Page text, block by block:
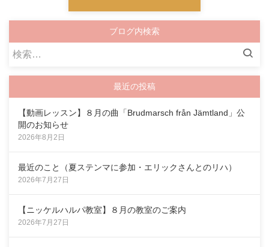
ブログ内検索
検
最近の投稿
【動画レッスン】８月の曲「Brudmarsch från Jämtland」公
開のお知らせ
2026年8月2日
最近のこと（夏ステンマに参加・エリックさんとのリハ）
2026年7月27日
【ニッケルハルパ教室】８月の教室のご案内
2026年7月27日